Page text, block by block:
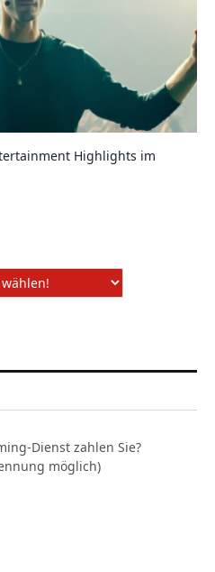
Highlights im
Dienst zahlen Sie?
möglich)